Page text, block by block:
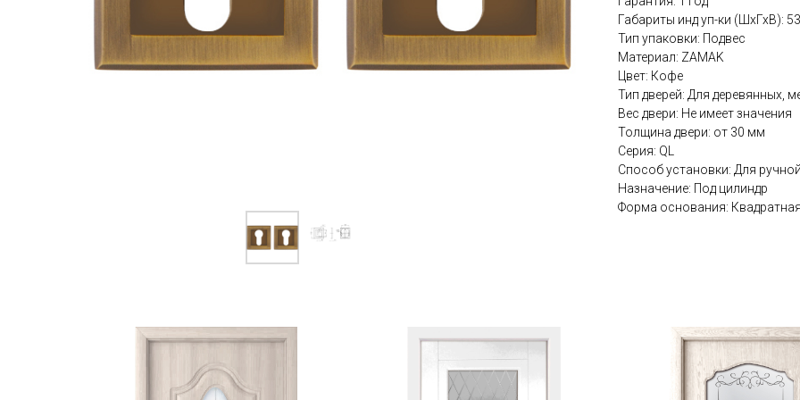
Габариты инд уп-ки (ШхГхВ):
Тип упаковки: Подвес
Материал: ZAMAK
Цвет: Кофе
Тип дверей: Для деревянных,
Вес двери: Не имеет значения
Толщина двери: от 30 мм
Серия: QL
Способ установки: Для
Назначение: Под цилиндр
Форма основания: